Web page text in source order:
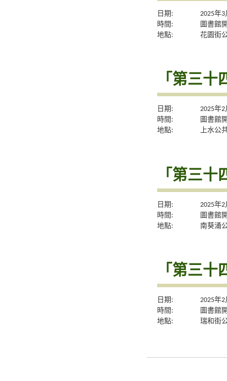
日期:
2025年
時間:
圖書館
地點:
花園街
「第三
日期:
2025年
時間:
圖書館
地點:
上水公
「第三
日期:
2025年
時間:
圖書館
地點:
南葵涌
「第三
日期:
2025年
時間:
圖書館
地點:
瑞和街